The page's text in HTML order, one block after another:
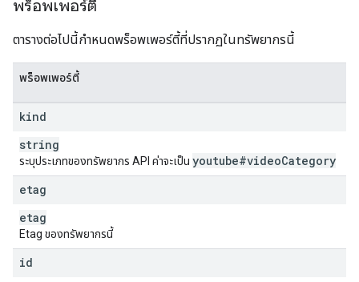
พร็อพเพอร์ตี้
ตารางต่อไปนี้กำหนดพร็อพเพอร์ตี้ที่ปรากฏในทรัพยากรนี้
พร็อพเพอร์ตี้
kind
string
ระบุประเภทของทรัพยากร API ค่าจะเป็น youtube#videoCategory
etag
etag
Etag ของทรัพยากรนี้
id